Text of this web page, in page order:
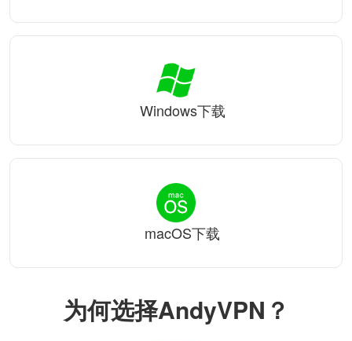
为何选择AndyVPN？
Windows下载
macOS下载